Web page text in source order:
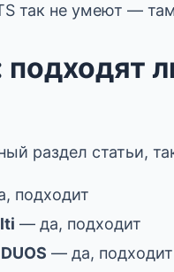
так не умеют —
подходят
раздел статьи,
подходит
— да, подходит
— да, подходит